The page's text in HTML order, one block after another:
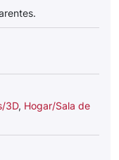
3D, Hogar/Sala de